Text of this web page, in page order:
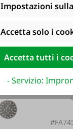
Impostazioni sulla
Accetta solo i
Accetta tutti i
- Servizio: